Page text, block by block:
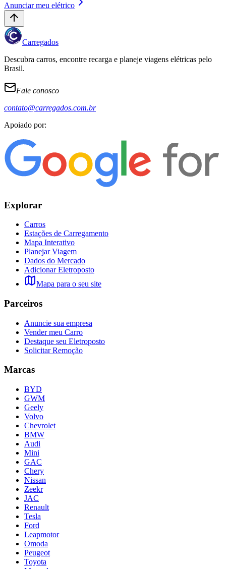
Anunciar meu elétrico
Carregados
Descubra carros, encontre recarga e planeje viagens elétricas pelo
Brasil.
Fale conosco
contato@carregados.com.br
Apoiado por:
Explorar
Carros
Estações de Carregamento
Mapa Interativo
Planejar Viagem
Dados do Mercado
Adicionar Eletroposto
Mapa para o seu site
Parceiros
Anuncie sua empresa
Vender meu Carro
Destaque seu Eletroposto
Solicitar Remoção
Marcas
BYD
GWM
Geely
Volvo
Chevrolet
BMW
Audi
Mini
GAC
Chery
Nissan
Zeekr
JAC
Renault
Tesla
Ford
Leapmotor
Omoda
Peugeot
Toyota